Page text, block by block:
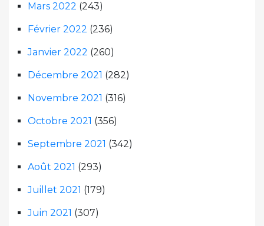
Mars 2022 (243)
Février 2022 (236)
Janvier 2022 (260)
Décembre 2021 (282)
Novembre 2021 (316)
Octobre 2021 (356)
Septembre 2021 (342)
Août 2021 (293)
Juillet 2021 (179)
Juin 2021 (307)